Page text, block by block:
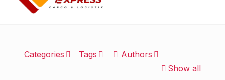
Categories Tags
Authors
Show all